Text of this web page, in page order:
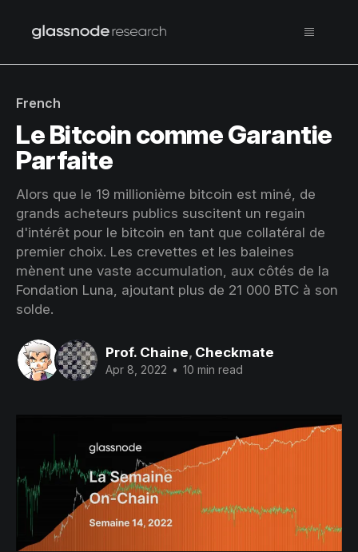
French
Le Bitcoin comme Garantie
Parfaite
Alors que le 19 millionième bitcoin est miné, de
grands acheteurs publics suscitent un regain
d'intérêt pour le bitcoin en tant que collatéral de
premier choix. Les crevettes et les baleines
mènent une vaste accumulation, aux côtés de la
Fondation Luna, ajoutant plus de 21 000 BTC à son
solde.
Prof. Chaine, Checkmate
Apr 8, 2022 • 10 min read